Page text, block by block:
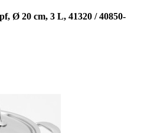
Ø 20 cm, 3 L, 41320 / 40850-